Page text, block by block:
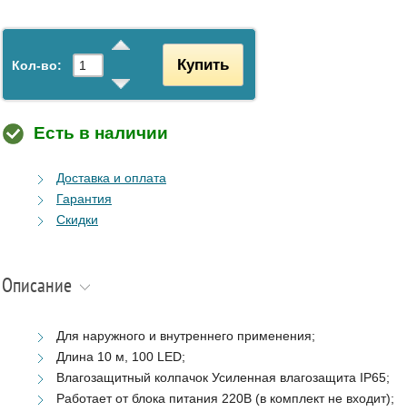
Кол-во: Купить
Есть в наличии
Доставка и оплата
Гарантия
Скидки
Описание
Для наружного и внутреннего применения;
Длина 10 м, 100 LED;
Влагозащитный колпачок Усиленная влагозащита IP65;
Работает от блока питания 220В (в комплект не входит);